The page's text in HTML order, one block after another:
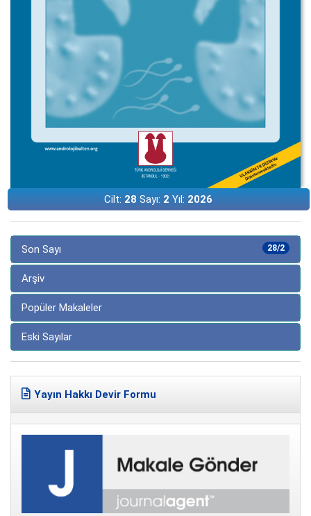
Cilt: 28 Sayı: 2 Yıl: 2026
28/2
Son Sayı
Arşiv
Popüler Makaleler
Eski Sayılar
Yayın Hakkı Devir Formu